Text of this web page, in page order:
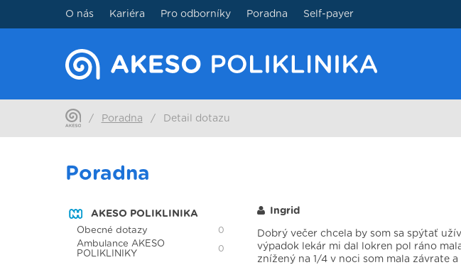
O nás Kariéra Pro odborníky Poradna Self-payer
/ Poradna / Detail dotazu
Poradna
AKESO POLIKLINIKA
Obecné dotazy 0
Ambulance AKESO
POLIKLINIKY
0
Ingrid
Dobrý večer chcela by som sa spýtať
výpadok lekár mi dal lokren pol ráno
znížený na 1/4 v noci som mala závrate